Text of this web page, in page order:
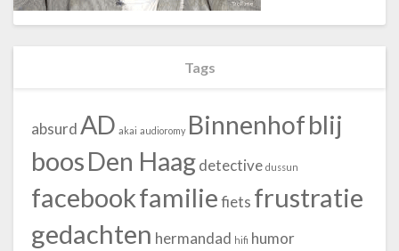
Tags
absurdAD akai audioromy Binnenhofblij
boosDen Haagdetective dussun
facebookfamiliefiets frustratie
gedachten hermandad hifi humor